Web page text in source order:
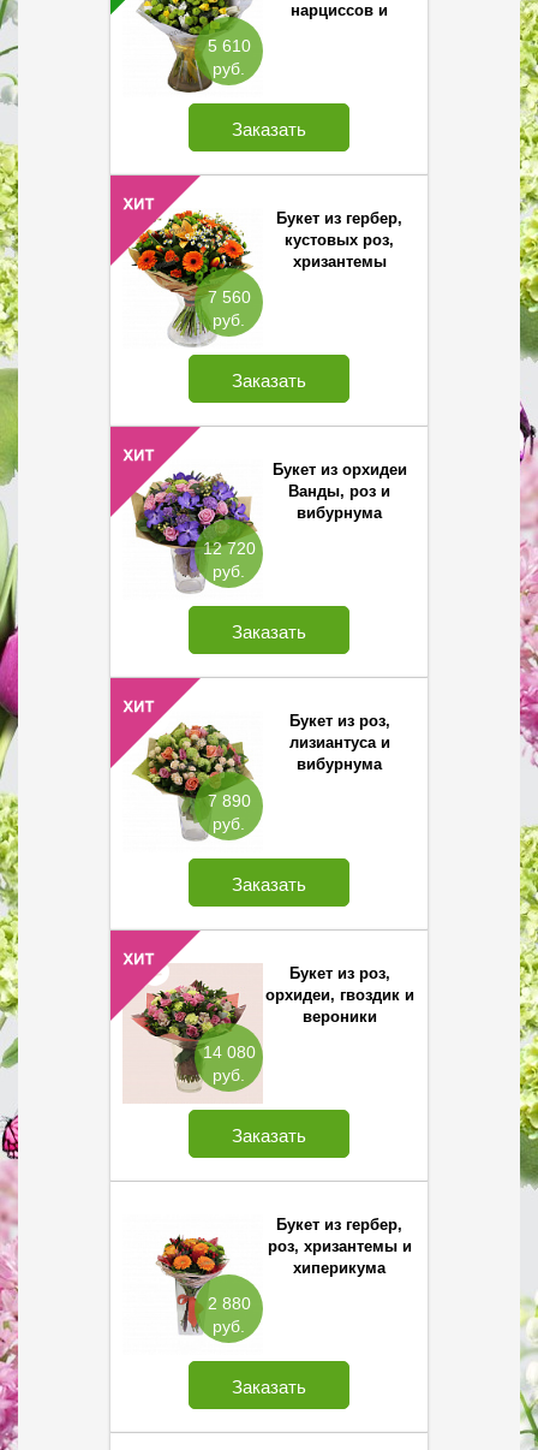
5 610
руб.
нарциссов и
Заказать
7 560
руб.
Букет из гербер,
кустовых роз,
хризантемы
Заказать
12 720
руб.
Букет из орхидеи
Ванды, роз и
вибурнума
Заказать
7 890
руб.
Букет из роз,
лизиантуса и
вибурнума
Заказать
14 080
руб.
Букет из роз,
орхидеи, гвоздик и
вероники
Заказать
2 880
руб.
Букет из гербер,
роз, хризантемы и
хиперикума
Заказать